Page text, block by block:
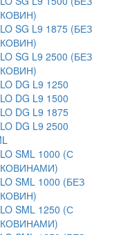
SG L9 1875 (БЕЗ
SG L9 2500 (БЕЗ
DG L9 1250
DG L9 1500
DG L9 1875
DG L9 2500
SML 1000 (С
SML 1000 (БЕЗ
SML 1250 (С